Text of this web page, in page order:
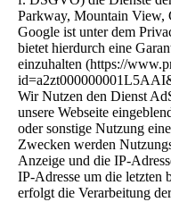
Parkway, Mountain View,
Google ist unter dem
bietet hierdurch eine
einzuhalten (https://
Wir Nutzen den Dienst
unsere Webseite
oder sonstige Nutzung
Zwecken werden
Anzeige und die IP-
IP-Adresse um die letzten
erfolgt die Verarbeitung